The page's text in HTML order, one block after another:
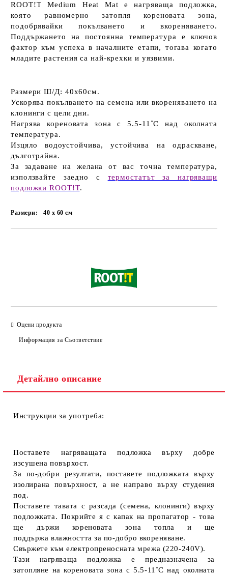
ROOT!T Medium Heat Mat е нагряваща подложка,
която равномерно затопля кореновата зона,
подобрявайки покълването и вкореняването.
Поддържането на постоянна температура е ключов
фактор към успеха в началните етапи, тогава когато
младите растения са най-крехки и уязвими.
Размери Ш/Д: 40x60см.
Ускорява покълването на семена или вкореняването на
клонинги с цели дни.
Нагрява кореновата зона с 5.5-11˚C над околната
температура.
Изцяло водоустойчива, устойчива на одраскване,
дълготрайна.
За задаване на желана от вас точна температура,
използвайте заедно с термостатът за нагряващи
подложки ROOT!T.
Размери: 40 x 60см
Оцени продукта
Информация за Съответствие
Детайлно описание
Инструкции за употреба:
Поставете нагряващата подложка върху добре
изсушена повърхост.
За по-добри резултати, поставете подложката върху
изолирана повърхност, а не направо върху студения
под.
Поставете тавата с разсада (семена, клонинги) върху
подложката. Покрийте я с капак на пропагатор - това
ще държи кореновата зона топла и ще
поддържа влажността за по-добро вкореняване.
Свържете към електропреносната мрежа (220-240V).
Тази нагряваща подложка е предназначена за
затопляне на кореновата зона с5.5-11˚C над околната